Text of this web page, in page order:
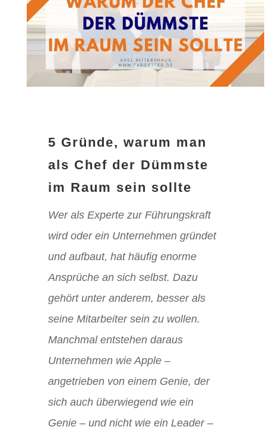
5 Gründe, warum man
als Chef der Dümmste
im Raum sein sollte
Wer als Experte zur Führungskraft
wird oder ein Unternehmen gründet
und aufbaut, hat häufig enorme
Ansprüche an sich selbst. Dazu
gehört unter anderem, besser als
seine Mitarbeiter sein zu wollen.
Manchmal entstehen daraus
Unternehmen wie Apple –
angetrieben von einem Genie, der
sich auch überwiegend wie ein
Genie – und nicht wie ein Leader –